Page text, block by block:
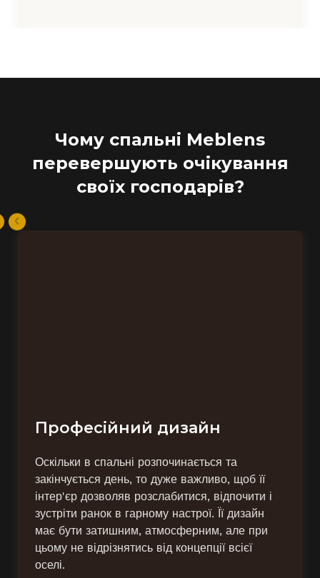
Чому спальні Meblens
перевершують очікування
своїх господарів?
Професійний дизайн
Оскільки в спальні розпочинається та
закінчується день, то дуже важливо, щоб її
інтер'єр дозволяв розслабитися, відпочити і
зустріти ранок в гарному настрої. Її дизайн
має бути затишним, атмосферним, але при
цьому не відрізнятись від концепції всієї
оселі.